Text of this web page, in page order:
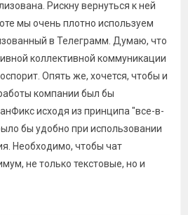
Рискну вернуться к ней
мы очень плотно используем
в Телеграмм. Думаю, что
коллективной коммуникации
Опять же, хочется, чтобы и
компании был бы
исходя из принципа "все-в-
бы удобно при использовании
Необходимо, чтобы чат
не только текстовые, но и